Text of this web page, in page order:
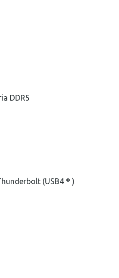
DDR5
(USB4 ® )